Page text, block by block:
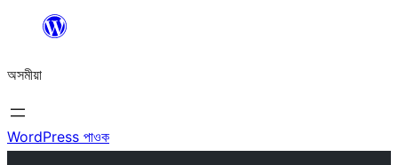
বিষয়বস্তুলৈ
যাওক
অসমীয়া
WordPress পাওক